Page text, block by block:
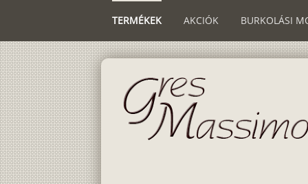
TERMÉKEK AKCIÓK BURKOLÁSI